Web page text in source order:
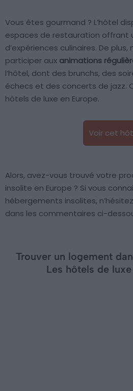
Vous êtes gourmand ? L’hôtel
espaces de restauration offrant
d’expériences culinaires. De
participer aux animations
l’hôtel, dont des brunchs, des
échecs et des concerts de jazz.
hôtels de luxe en Europe.
Voir cet
Alors, avez-vous trouvé votre
insolite en Europe ? Si vous
hébergements insolites,
dans les commentaires ci-
Trouver un logement
Les hôtels de